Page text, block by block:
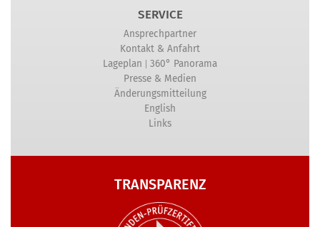
SERVICE
Ansprechpartner
Kontakt & Anfahrt
Lageplan | 360° Panorama
Presse & Medien
Änderungsmitteilung
English
Links
TRANSPARENZ